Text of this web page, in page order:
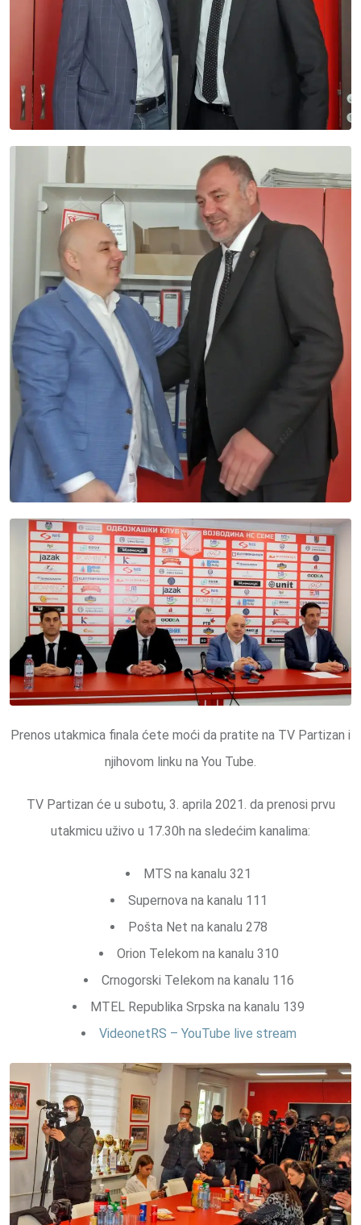
Prenos utakmica finala ćete moći da pratite na TV Partizan i
njihovom linku na You Tube.
TV Partizan će u subotu, 3. aprila 2021. da prenosi prvu
utakmicu uživo u 17.30h na sledećim kanalima:
MTS na kanalu 321
Supernova na kanalu 111
Pošta Net na kanalu 278
Orion Telekom na kanalu 310
Crnogorski Telekom na kanalu 116
MTEL Republika Srpska na kanalu 139
VideonetRS – YouTube live stream